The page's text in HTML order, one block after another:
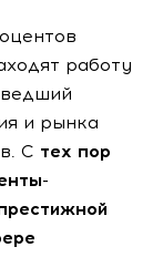
работу
и рынка
С тех пор